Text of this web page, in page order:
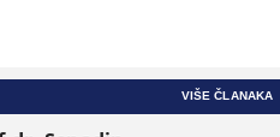
VIŠE ČLANAKA